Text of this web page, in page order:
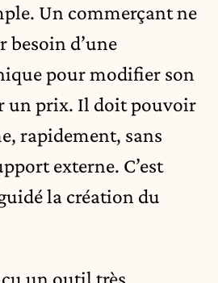
Un commerçant ne
besoin d’une
pour modifier son
un prix. Il doit pouvoir
rapidement, sans
externe. C’est
la création du
un outil très